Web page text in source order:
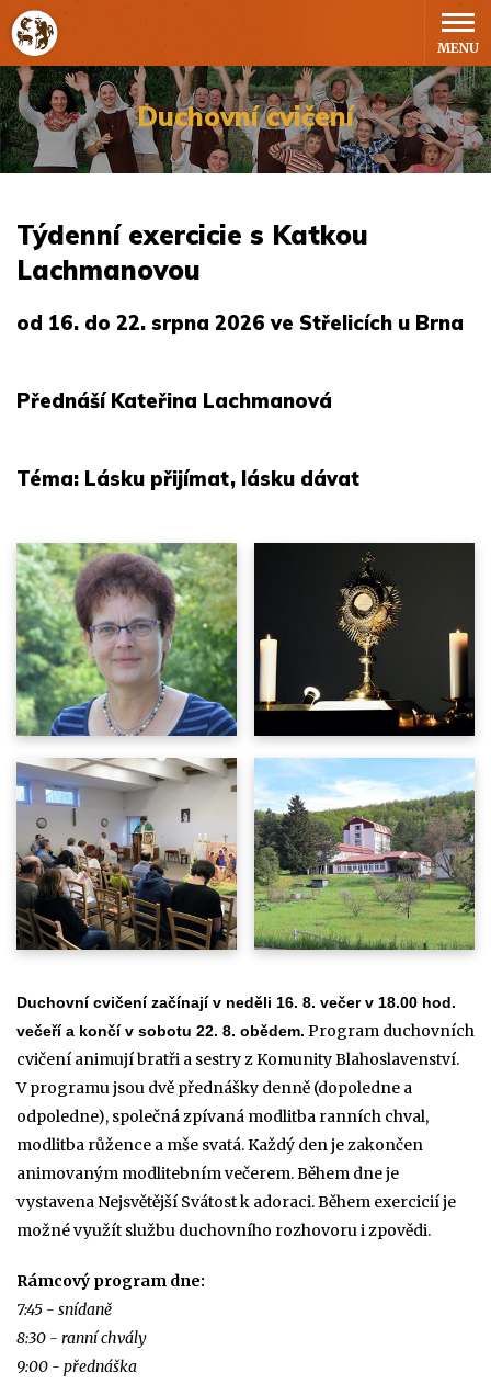
MENU
Duchovní cvičení
Týdenní exercicie s Katkou
Lachmanovou
od 16. do 22. srpna 2026 ve Střelicích u Brna
Přednáší Kateřina Lachmanová
Téma: Lásku přijímat, lásku dávat
Duchovní cvičení začínajív neděli 16. 8. večer v 18.00 hod.
večeří a končí v sobotu 22. 8. obědem. Program duchovních
cvičení animují bratři a sestry z Komunity Blahoslavenství.
V programu jsou dvě přednášky denně (dopoledne a
odpoledne), společná zpívaná modlitba ranních chval,
modlitba růžence a mše svatá. Každý den je zakončen
animovaným modlitebním večerem. Během dne je
vystavena Nejsvětější Svátost k adoraci. Během exercicií je
možné využít službu duchovního rozhovoru i zpovědi.
Rámcový program dne:
7:45 - snídaně
8:30 - ranní chvály
9:00 - přednáška